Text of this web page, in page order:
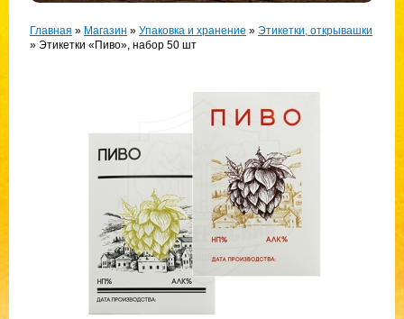
Главная » Магазин » Упаковка и хранение » Этикетки, открывашки
» Этикетки «Пиво», набор 50 шт